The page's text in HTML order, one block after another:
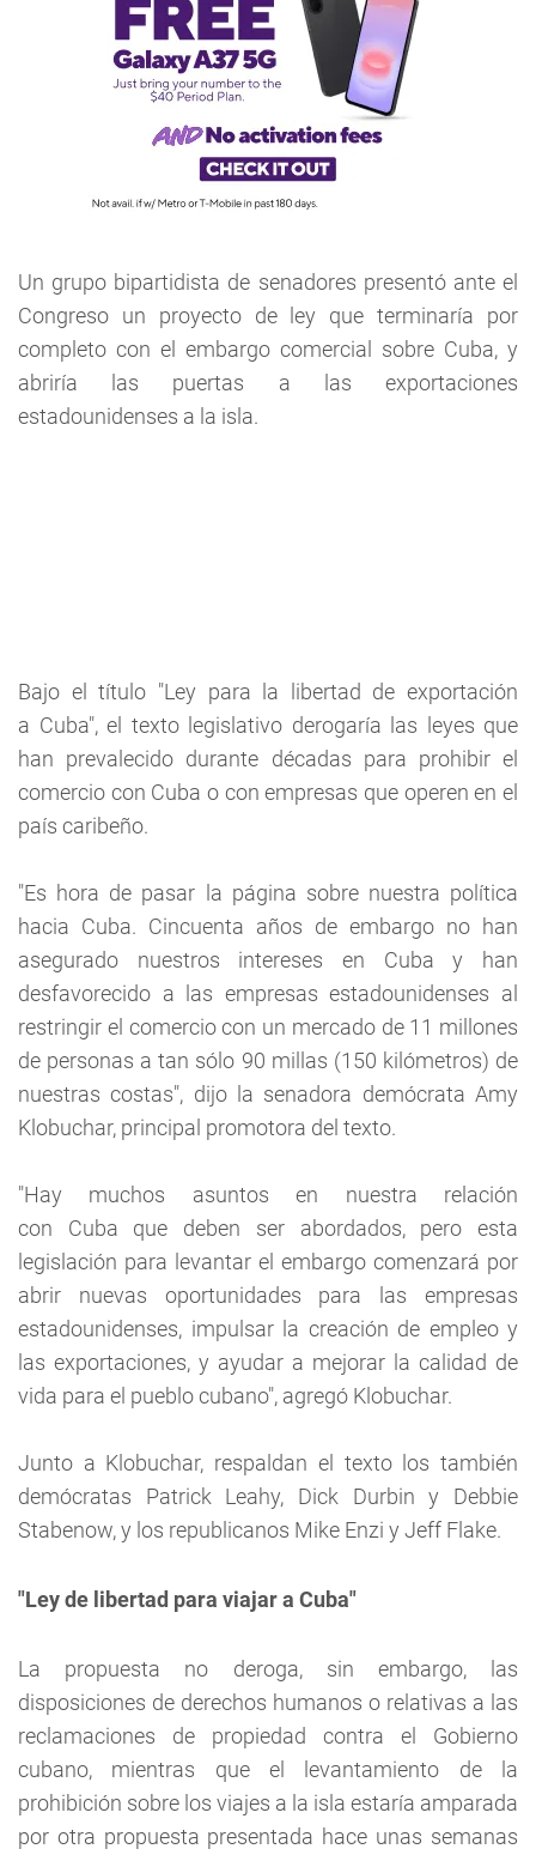
Un grupo bipartidista de senadores presentó ante el
Congreso un proyecto de ley que terminaría por
completo con el embargo comercial sobre Cuba, y
abriría las puertas a las exportaciones
estadounidenses a la isla.
Bajo el título "Ley para la libertad de exportación
a Cuba", el texto legislativo derogaría las leyes que
han prevalecido durante décadas para prohibir el
comercio con Cuba o con empresas que operen en el
país caribeño.
"Es hora de pasar la página sobre nuestra política
hacia Cuba. Cincuenta años de embargo no han
asegurado nuestros intereses en Cuba y han
desfavorecido a las empresas estadounidenses al
restringir el comercio con un mercado de 11 millones
de personas a tan sólo 90 millas (150 kilómetros) de
nuestras costas", dijo la senadora demócrata Amy
Klobuchar, principal promotora del texto.
"Hay muchos asuntos en nuestra relación
con Cuba que deben ser abordados, pero esta
legislación para levantar el embargo comenzará por
abrir nuevas oportunidades para las empresas
estadounidenses, impulsar la creación de empleo y
las exportaciones, y ayudar a mejorar la calidad de
vida para el pueblo cubano", agregó Klobuchar.
Junto a Klobuchar, respaldan el texto los también
demócratas Patrick Leahy, Dick Durbin y Debbie
Stabenow, y los republicanos Mike Enzi y Jeff Flake.
"Ley de libertad para viajar a Cuba"
La propuesta no deroga, sin embargo, las
disposiciones de derechos humanos o relativas a las
reclamaciones de propiedad contra el Gobierno
cubano, mientras que el levantamiento de la
prohibición sobre los viajes a la isla estaría amparada
por otra propuesta presentada hace unas semanas